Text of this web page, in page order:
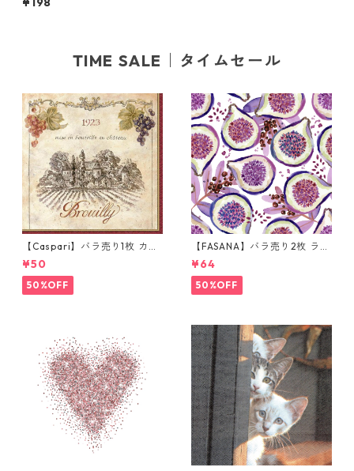
キン Mohnblute ホワイト
TIME SALE｜タイムセール
【Caspari】バラ売り1枚 カク
テルサイズ ペーパーナプキン
Wine Labels ベージュ
¥50
50%OFF
【FASANA】バラ売り2枚 ラン
チサイズ ペーパーナプキン Fr
esh passion fruits ホワイト
¥64
50%OFF